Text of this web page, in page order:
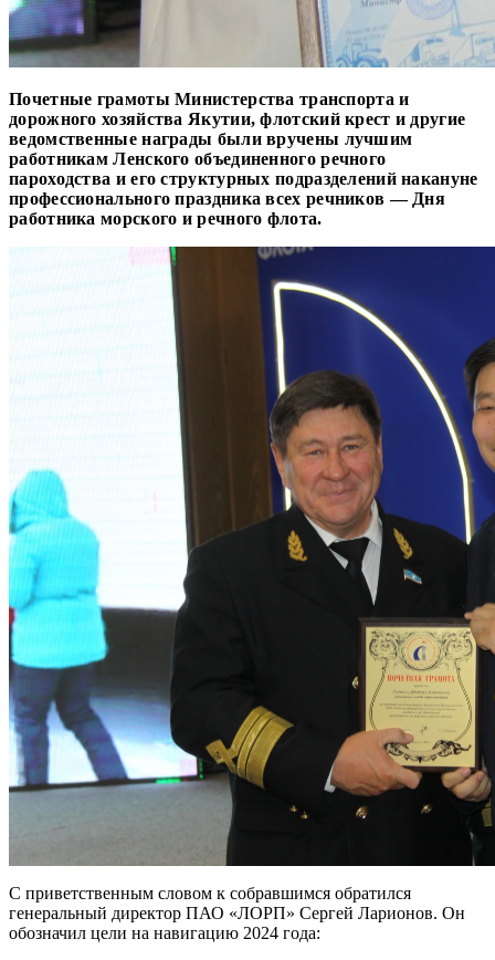
Почетные грамоты Министерства транспорта и
дорожного хозяйства Якутии, флотский крест и другие
ведомственные награды были вручены лучшим
работникам Ленского объединенного речного
пароходства и его структурных подразделений накануне
профессионального праздника всех речников — Дня
работника морского и речного флота.
С приветственным словом к собравшимся обратился
генеральный директор ПАО «ЛОРП» Сергей Ларионов. Он
обозначил цели на навигацию 2024 года: